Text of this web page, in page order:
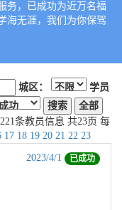
务，已成功为近万名福
海无涯，我们为你保驾
城区：
学员
221条教员信息 共23页 每
17 18 19 20 21 22 23
2023/4/1 已成功